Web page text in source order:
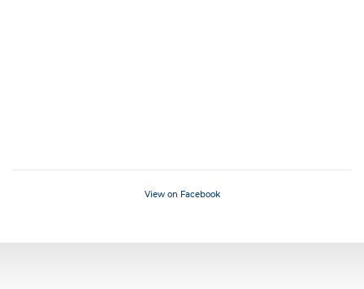
View on Facebook